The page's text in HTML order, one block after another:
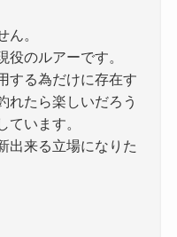
ん。
役のルアーです。
する為だけに存在す
れたら楽しいだろう
ています。
出来る立場になりた